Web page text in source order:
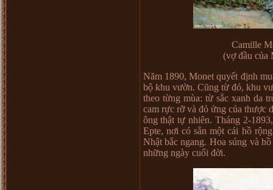
Camille
(vợ đầu của
Năm 1890, Monet quyết định
bộ khu vườn. Cũng từ đó, khu
theo từng mùa: từ sắc xanh da
cam rực rỡ và đỏ ửng của thược
ông thật tự nhiên. Tháng 2-
Epte, nơi có sẵn một cái hồ
Nhật bắc ngang. Hoa súng và
những ngày cuối đời.